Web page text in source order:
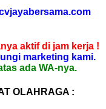
aktif di jam kerja !
marketing kami.
ada WA-nya.
OLAHRAGA :